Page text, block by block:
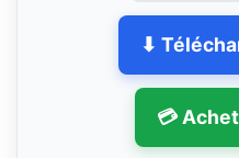
⬇
💳